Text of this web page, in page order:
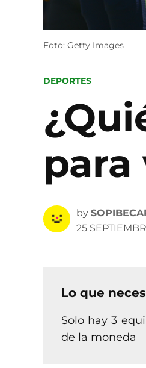
Foto: Getty Images
POSTED
DEPORTES
para
by
25
Lo que
Solo hay 3
de la moneda